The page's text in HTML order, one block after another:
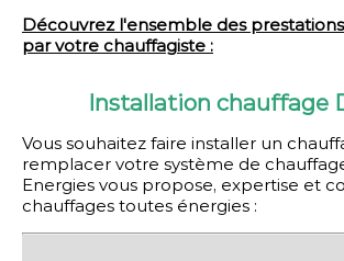
Découvrez l'ensemble des
par votre chauffagiste :
Installation chauffage
Vous souhaitez faire installer un
remplacer votre système de
Energies vous propose, expertise et
chauffages toutes énergies :